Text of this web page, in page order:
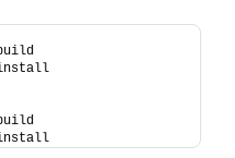
install
install